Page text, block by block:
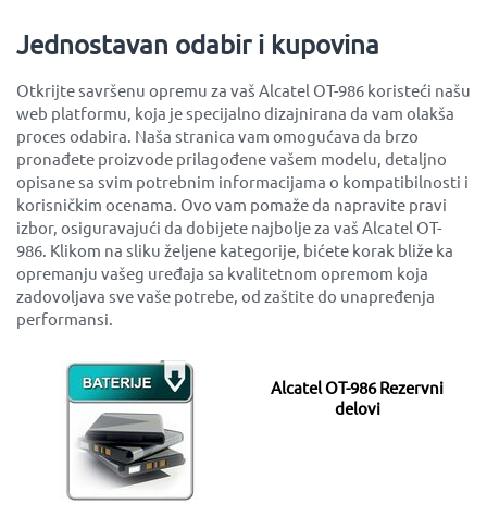
Jednostavan odabir i kupovina
Otkrijte savršenu opremu za vaš Alcatel OT-986 koristeći našu
web platformu, koja je specijalno dizajnirana da vam olakša
proces odabira. Naša stranica vam omogućava da brzo
pronađete proizvode prilagođene vašem modelu, detaljno
opisane sa svim potrebnim informacijama o kompatibilnosti i
korisničkim ocenama. Ovo vam pomaže da napravite pravi
izbor, osiguravajući da dobijete najbolje za vaš Alcatel OT-
986. Klikom na sliku željene kategorije, bićete korak bliže ka
opremanju vašeg uređaja sa kvalitetnom opremom koja
zadovoljava sve vaše potrebe, od zaštite do unapređenja
performansi.
Alcatel OT-986 Rezervni
delovi